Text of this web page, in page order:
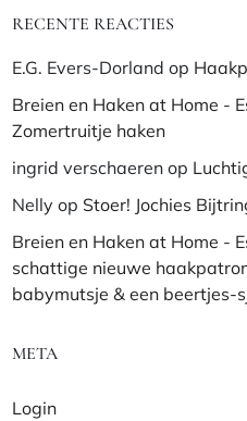
RECENTE REACTIES
E.G. Evers-Dorland op
Breien en Haken at Home -
Zomertruitje haken
ingrid verschaeren op
Nelly op Stoer! Jochies
Breien en Haken at Home -
schattige nieuwe
babymutsje & een beertjes-
META
Login